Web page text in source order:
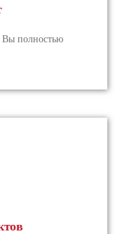
Вы полностью